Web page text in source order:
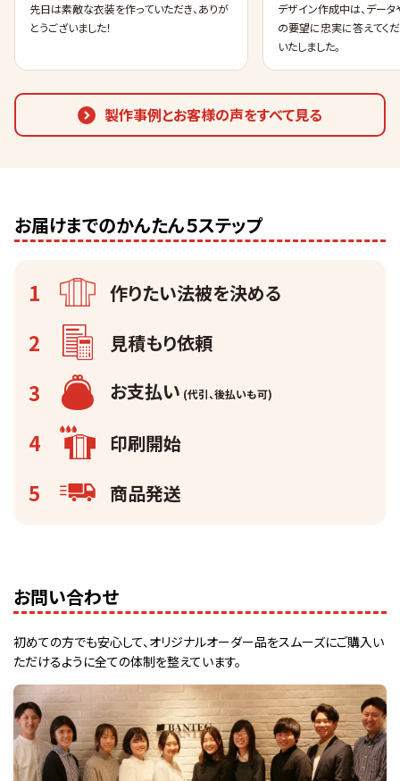
先日は素敵な衣装を作っていただき、ありが
とうございました！
デザイン作成中は、データ
の要望に忠実に答えてくだ
いたしました。
製作事例とお客様の声をすべて見る
お届けまでのかんたん５ステップ
1 作りたい法被を決める
2 見積もり依頼
3 お支払い (代引、後払いも可)
4 印刷開始
5 商品発送
お問い合わせ
初めての方でも安心して、オリジナルオーダー品をスムーズにご購入い
ただけるように全ての体制を整えています。